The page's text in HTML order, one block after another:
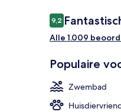
Beoordelingen
9,29,2 op 10 –
Alle 1.009
Populaire
Zwembad